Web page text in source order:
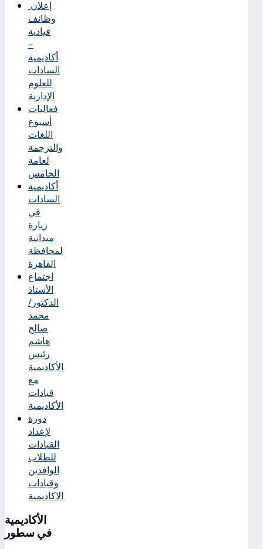
وظائف
قيادية
–
أكاديمية
السادات
للعلوم
الإدارية
فعاليات
أسبوع
اللغات
والترجمة
لعامة
الخامس
أكاديمية
السادات
في
زيارة
ميدانية
لمحافظة
القاهرة
اجتماع
الأستاذ
الدكتور/
محمد
صالح
هاشم
رئيس
الأكاديمية
مع
قيادات
الأكاديمية
دورة
لإعداد
القيادات
للطلاب
الوافدين
وقيادات
الاكاديمية
الأكاديمية
في سطور